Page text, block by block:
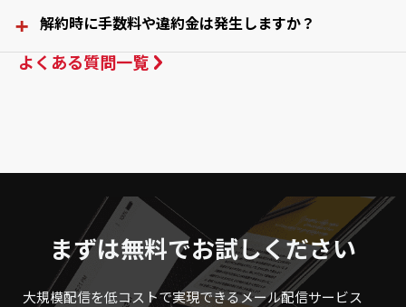
へログインしてください
ログイン後「本登録」ボタンから契約手続きを進めてく
す。
銀行振込
※ 口座⾃動振替は⼿続き完了までは銀⾏振込になりますので
ご了承ください。
+ 解約時に手数料や違約金は発生しますか？
解約時に手数料や違約金など追加料金は一切発生しません。
よくある質問一覧
まずは無料でお試しください
大規模配信を低コストで実現できるメール配信サービス